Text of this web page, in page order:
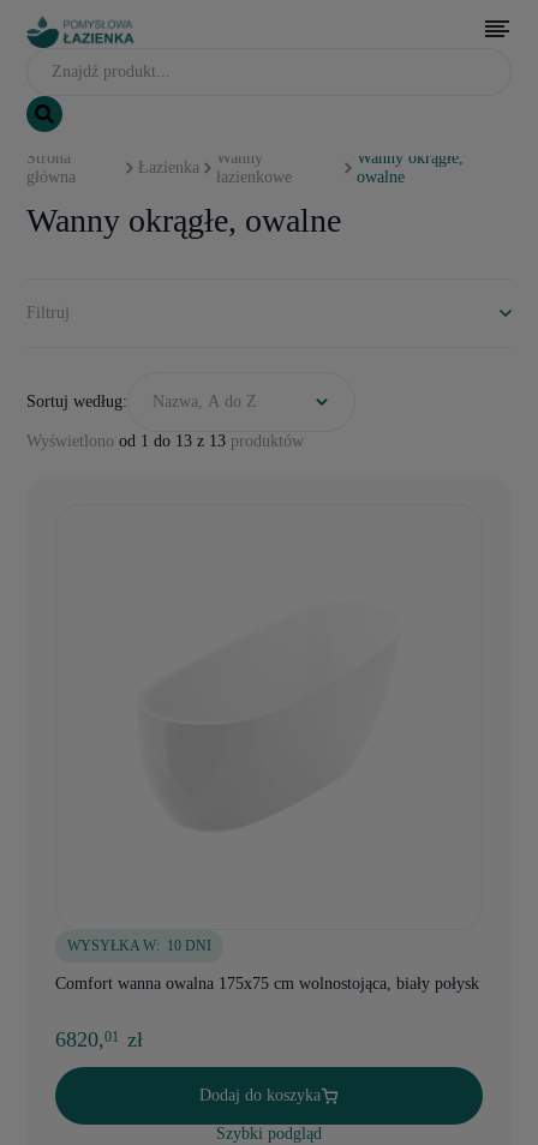
Strona
główna
Łazienka
Wanny
łazienkowe
Wanny okrągłe,
owalne
Wanny okrągłe, owalne
Filtruj
Wyświetlono od 1 do 13 z 13 produktów
Sortuj według: Nazwa, A do Z
WYSYŁKA W: 10 DNI
Comfort wanna owalna 175x75 cm wolnostojąca, biały połysk
6820,01 zł
Dodaj do koszyka
Szybki podgląd